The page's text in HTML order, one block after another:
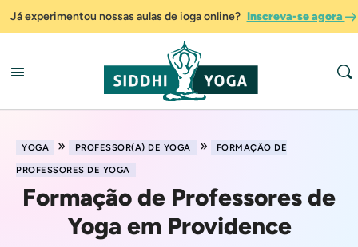
Já experimentou nossas aulas de ioga online? Inscreva-se agora
YOGA » PROFESSOR(A) DE YOGA »
FORMAÇÃO DE
PROFESSORES DE YOGA
Formação de Professores de
Yoga em Providence